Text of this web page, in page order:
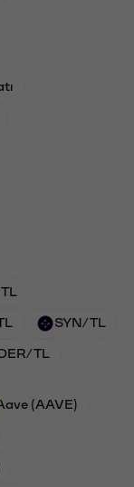
SYN/TL
TL
(AAVE)